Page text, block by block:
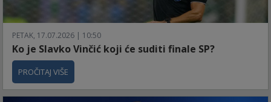
PETAK, 17.07.2026 | 10:50
Ko je Slavko Vinčić koji će suditi finale SP?
PROČITAJ VIŠE